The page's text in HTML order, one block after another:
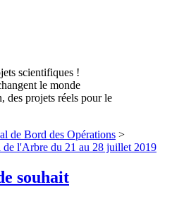
scientifiques !
le monde
des projets réels pour le
de Bord des Opérations >
l'Arbre du 21 au 28 juillet 2019
souhait